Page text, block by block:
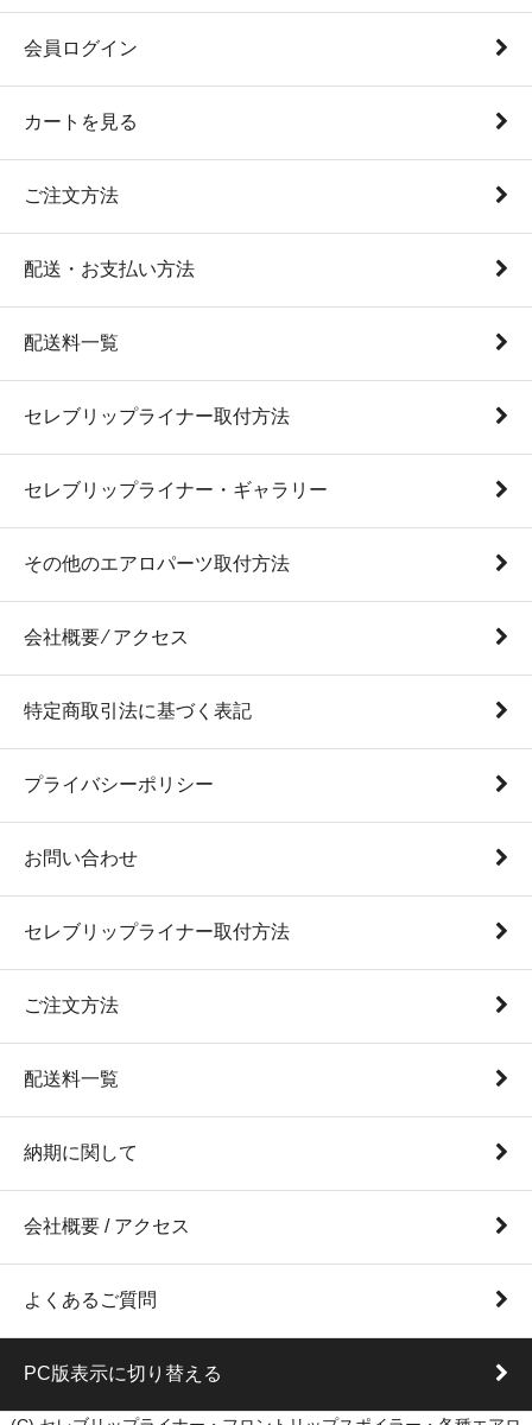
会員ログイン
カートを見る
ご注文方法
配送・お支払い方法
配送料一覧
セレブリップライナー取付方法
セレブリップライナー・ギャラリー
その他のエアロパーツ取付方法
会社概要 ⁄ アクセス
特定商取引法に基づく表記
プライバシーポリシー
お問い合わせ
セレブリップライナー取付方法
ご注文方法
配送料一覧
納期に関して
会社概要 / アクセス
よくあるご質問
PC版表示に切り替える